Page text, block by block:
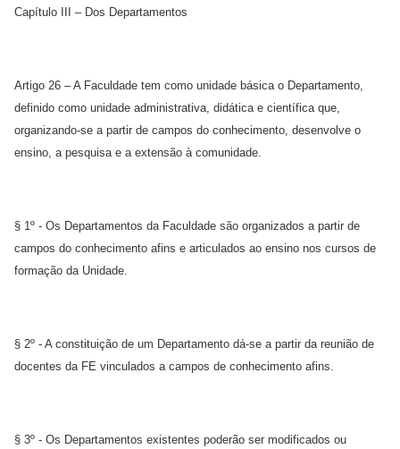
Capítulo III – Dos Departamentos
Artigo 26 – A Faculdade tem como unidade básica o Departamento,
definido como unidade administrativa, didática e científica que,
organizando-se a partir de campos do conhecimento, desenvolve o
ensino, a pesquisa e a extensão à comunidade.
§ 1º - Os Departamentos da Faculdade são organizados a partir de
campos do conhecimento afins e articulados ao ensino nos cursos de
formação da Unidade.
§ 2º - A constituição de um Departamento dá-se a partir da reunião de
docentes da FE vinculados a campos de conhecimento afins.
§ 3º - Os Departamentos existentes poderão ser modificados ou